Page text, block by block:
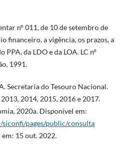
n° 011, de 10 de setembro de
financeiro, a vigência, os prazos, a
PPA, da LDO e da LOA. LC nº
1991.
Secretaria do Tesouro Nacional.
2014, 2015, 2016 e 2017.
2020a. Disponível em:
pages/public/consulta
em: 15 out. 2022.